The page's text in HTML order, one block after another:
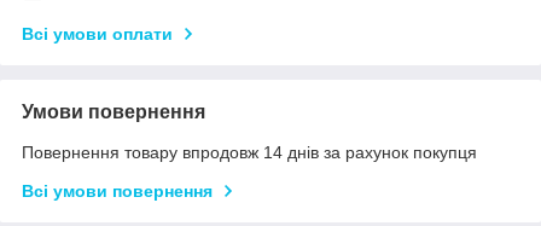
Всі умови оплати
Умови повернення
Повернення товару впродовж 14 днів за рахунок покупця
Всі умови повернення